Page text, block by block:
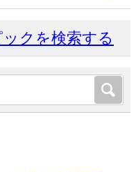
ックを検索する